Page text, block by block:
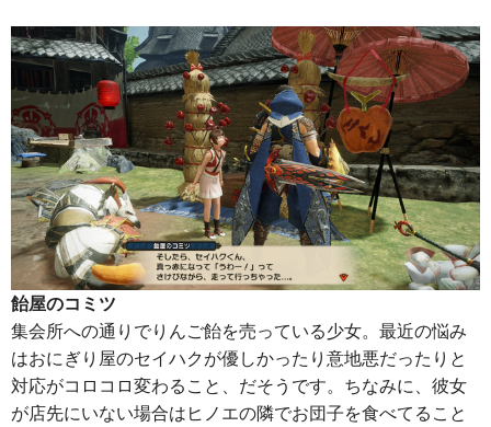
飴屋のコミツ
集会所への通りでりんご飴を売っている少女。最近の悩み
はおにぎり屋のセイハクが優しかったり意地悪だったりと
対応がコロコロ変わること、だそうです。ちなみに、彼女
が店先にいない場合はヒノエの隣でお団子を食べてること